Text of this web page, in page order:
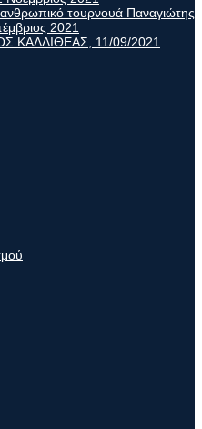
τουρνουά Παναγιώτης
2021
ΚΑΛΛΙΘΕΑΣ, 11/09/2021